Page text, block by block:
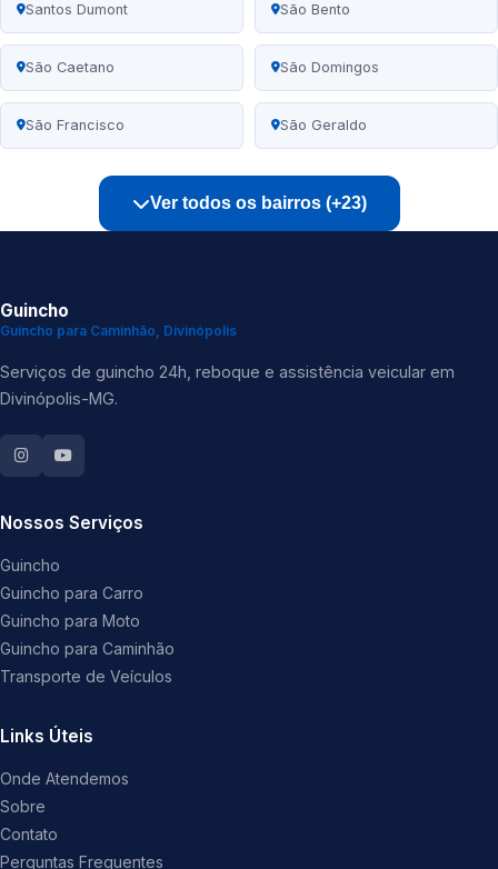
Santos Dumont São Bento
São Caetano São Domingos
São Francisco São Geraldo
Ver todos os bairros (+23)
Guincho
Guincho para Caminhão, Divinópolis
Serviços de guincho 24h, reboque e assistência veicular em
Divinópolis-MG.
Nossos Serviços
Guincho
Guincho para Carro
Guincho para Moto
Guincho para Caminhão
Transporte de Veículos
Links Úteis
Onde Atendemos
Sobre
Contato
Perguntas Frequentes